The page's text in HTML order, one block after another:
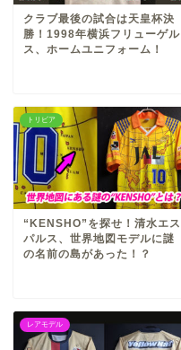
クラブ最後の試合は天皇杯決
勝！1998年横浜フリューゲル
ス、ホームユニフォーム！
トリビア
“KENSHO”を探せ！清水エス
パルス、世界地図モデルに謎
の名前の島があった！？
レアモデル